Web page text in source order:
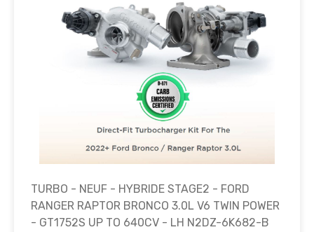
TURBO - NEUF - HYBRIDE STAGE2 - FORD
RANGER RAPTOR BRONCO 3.0L V6 TWIN POWER
- GT1752S UP TO 640CV - LH N2DZ-6K682-B